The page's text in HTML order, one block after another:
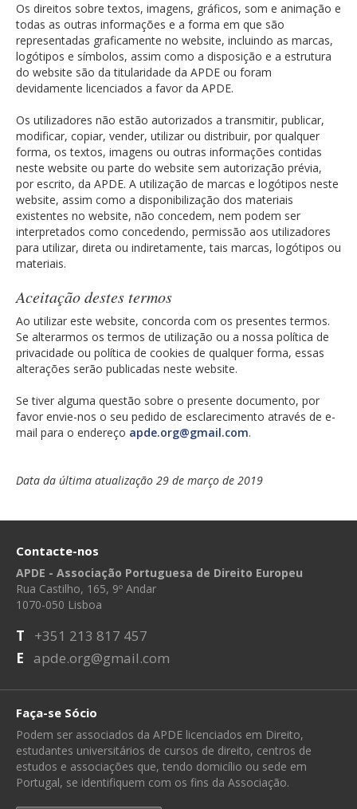
Os direitos sobre textos, imagens, gráficos, som e animação e
todas as outras informações e a forma em que são
representadas graficamente no website, incluindo as marcas,
logótipos e símbolos, assim como a disposição e a estrutura
do website são da titularidade da APDE ou foram
devidamente licenciados a favor da APDE.
Os utilizadores não estão autorizados a transmitir, publicar,
modificar, copiar, vender, utilizar ou distribuir, por qualquer
forma, os textos, imagens ou outras informações contidas
neste website ou parte do website sem autorização prévia,
por escrito, da APDE. A utilização de marcas e logótipos neste
website, assim como a disponibilização dos materiais
existentes no website, não concedem, nem podem ser
interpretados como concedendo, permissão aos utilizadores
para utilizar, direta ou indiretamente, tais marcas, logótipos ou
materiais.
Aceitação destes termos
Ao utilizar este website, concorda com os presentes termos.
Se alterarmos os termos de utilização ou a nossa política de
privacidade ou política de cookies de qualquer forma, essas
alterações serão publicadas neste website.
Se tiver alguma questão sobre o presente documento, por
favor envie-nos o seu pedido de esclarecimento através de e-
mail para o endereço apde.org@gmail.com.
Data da última atualização 29 de março de 2019
Contacte-nos
APDE - Associação Portuguesa de Direito Europeu
Rua Castilho, 165, 9º Andar
1070-050 Lisboa
T +351 213 817 457
E apde.org@gmail.com
Faça-se Sócio
Podem ser associados da APDE licenciados em Direito,
estudantes universitários de cursos de direito, centros de
estudos e associações que, tendo domicílio ou sede em
Portugal, se identifiquem com os fins da Associação.